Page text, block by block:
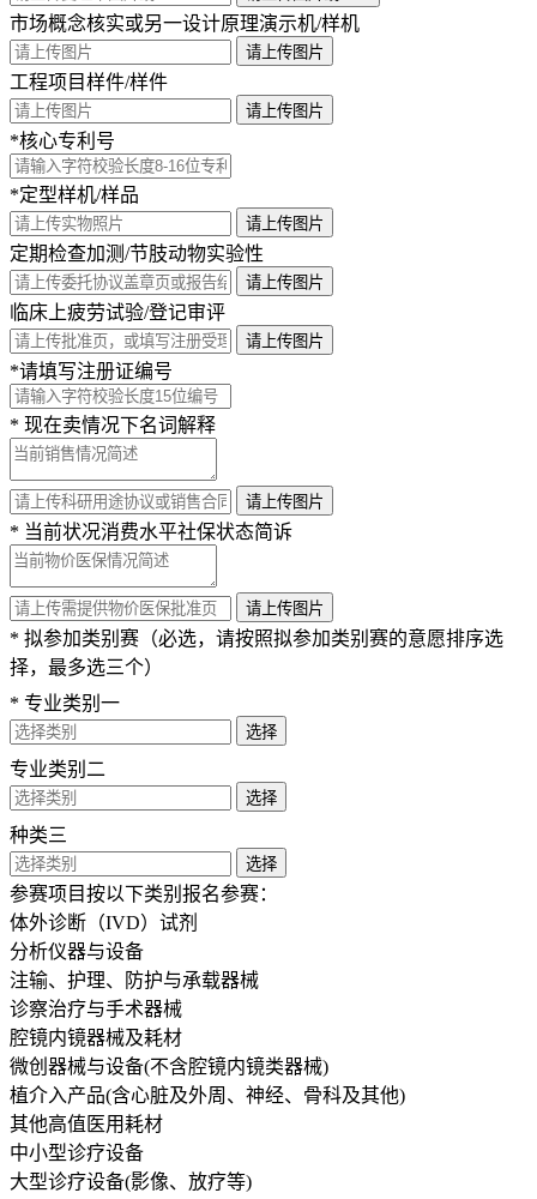
市场概念核实或另一设计原理演示机/样机
请上传图片
工程项目样件/样件
请上传图片
*核心专利号
*定型样机/样品
请上传图片
定期检查加测/节肢动物实验性
请上传图片
临床上疲劳试验/登记审评
请上传图片
*请填写注册证编号
* 现在卖情况下名词解释
请上传图片
* 当前状况消费水平社保状态简诉
请上传图片
* 拟参加类别赛（必选，请按照拟参加类别赛的意愿排序选
择，最多选三个）
* 专业类别一
选择
专业类别二
选择
种类三
选择
参赛项目按以下类别报名参赛：
体外诊断（IVD）试剂
分析仪器与设备
注输、护理、防护与承载器械
诊察治疗与手术器械
腔镜内镜器械及耗材
微创器械与设备(不含腔镜内镜类器械)
植介入产品(含心脏及外周、神经、骨科及其他)
其他高值医用耗材
中小型诊疗设备
大型诊疗设备(影像、放疗等)